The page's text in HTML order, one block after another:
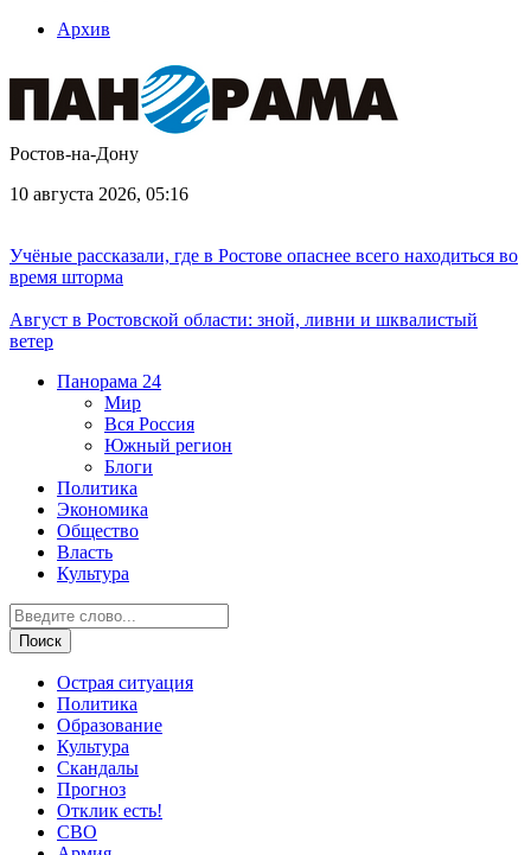
Архив
Ростов-на-Дону
10 августа 2026, 05:16
Учёные рассказали, где в Ростове опаснее всего находиться во
время шторма
Август в Ростовской области: зной, ливни и шквалистый
ветер
Панорама 24
Мир
Вся Россия
Южный регион
Блоги
Политика
Экономика
Общество
Власть
Культура
Острая ситуация
Политика
Образование
Культура
Скандалы
Прогноз
Отклик есть!
СВО